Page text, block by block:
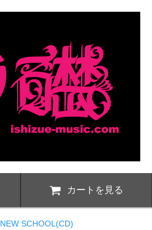
カートを見る
NEW SCHOOL(CD)